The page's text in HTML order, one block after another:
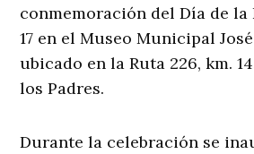
conmemoración del Día de la
17 en el Museo Municipal
ubicado en la Ruta 226, km.
los Padres.
Durante la celebración se